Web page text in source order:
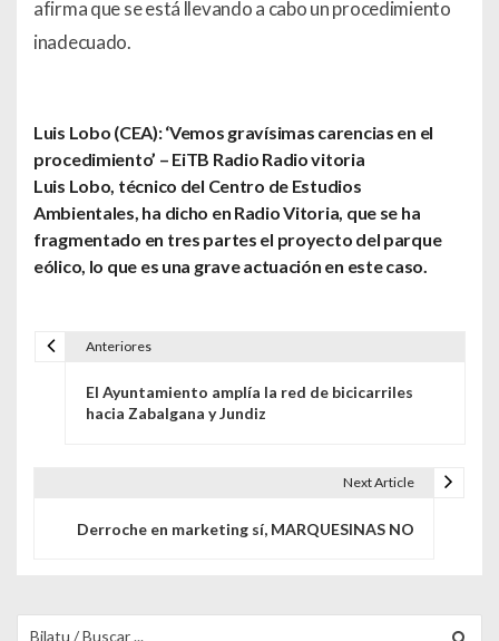
afirma que se está llevando a cabo un procedimiento
inadecuado.
Luis Lobo (CEA): ‘Vemos gravísimas carencias en el
procedimiento’ – EiTB Radio Radio vitoria
Luis Lobo, técnico del Centro de Estudios
Ambientales, ha dicho en Radio Vitoria, que se ha
fragmentado en tres partes el proyecto del parque
eólico, lo que es una grave actuación en este caso.
Anteriores
El Ayuntamiento amplía la red de bicicarriles
hacia Zabalgana y Jundiz
Next Article
Derroche en marketing sí, MARQUESINAS NO